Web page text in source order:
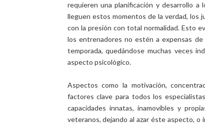
requieren una planificación y desarrollo a
lleguen estos momentos de la verdad, los
con la presión con total normalidad. Esto
los entrenadores no estén a expensas
temporada, quedándose muchas veces
aspecto psicológico.
Aspectos como la motivación,
factores clave para todos los
capacidades innatas, inamovibles y
veteranos, dejando al azar éste aspecto,